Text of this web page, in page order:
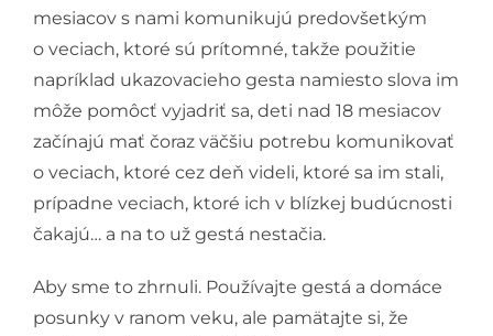
mesiacov s nami komunikujú predovšetkým
o veciach, ktoré sú prítomné, takže použitie
napríklad ukazovacieho gesta namiesto slova im
môže pomôcť vyjadriť sa, deti nad 18 mesiacov
začínajú mať čoraz väčšiu potrebu komunikovať
o veciach, ktoré cez deň videli, ktoré sa im stali,
prípadne veciach, ktoré ich v blízkej budúcnosti
čakajú… a na to už gestá nestačia.
Aby sme to zhrnuli. Používajte gestá a domáce
posunky v ranom veku, ale pamätajte si, že